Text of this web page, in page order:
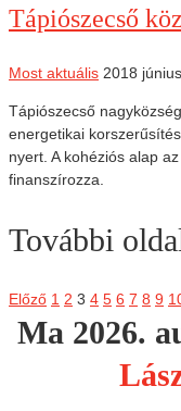
Tápiószecső
Most aktuális 2018
Tápiószecső
energetikai
nyert. A kohéziós alap
finanszírozza.
További
Előző 1 2 3 4 5 6 7 8 9
Ma 2026.